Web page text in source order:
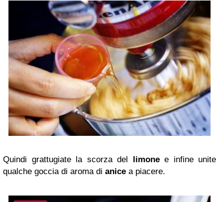
Quindi grattugiate la scorza del limonee infine unite
qualche goccia di aroma di anice a piacere.